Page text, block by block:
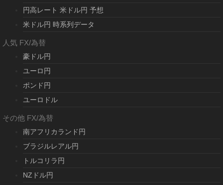
円高レート 米ドル円 予想
米ドル円 時系列データ
人気 FX/為替
豪ドル円
ユーロ円
ポンド円
ユーロドル
その他 FX/為替
南アフリカランド円
ブラジルレアル円
トルコリラ円
NZドル円